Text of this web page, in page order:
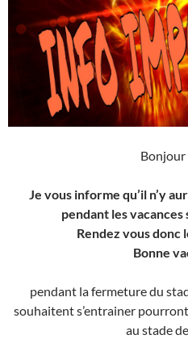
Bonjour
Je vous informe qu’il n’y
pendant les vacances
Rendez vous donc
Bonne
pendant la fermeture du
souhaitent s’entrainer
au stade